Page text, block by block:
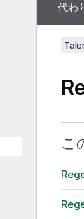
代わ
こ